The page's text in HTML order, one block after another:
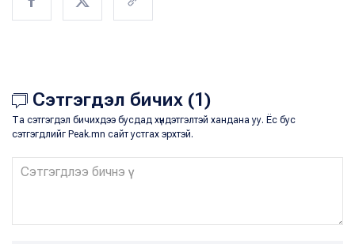
Сэтгэгдэл бичих (1)
Та сэтгэгдэл бичихдээ бусдад хүндэтгэлтэй хандана уу. Ёс бус
сэтгэгдлийг Peak.mn сайт устгах эрхтэй.